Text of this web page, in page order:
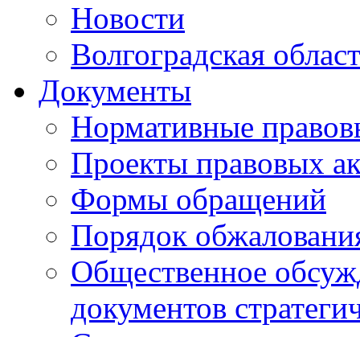
Новости
Волгоградская
Документы
Нормативные
Проекты правовых
Формы обращений
Порядок
Общественное
документов